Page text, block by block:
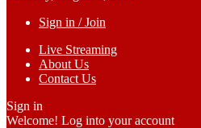
Sign in / Join
Live Streaming
About Us
Contact Us
Sign in
Welcome! Log into your account